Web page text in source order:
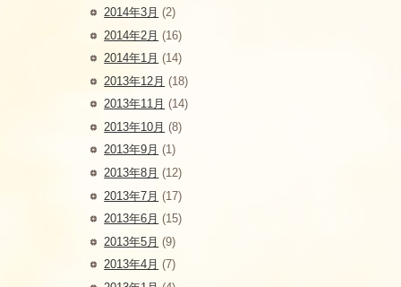
2014年3月 (2)
2014年2月 (16)
2014年1月 (14)
2013年12月 (18)
2013年11月 (14)
2013年10月 (8)
2013年9月 (1)
2013年8月 (12)
2013年7月 (17)
2013年6月 (15)
2013年5月 (9)
2013年4月 (7)